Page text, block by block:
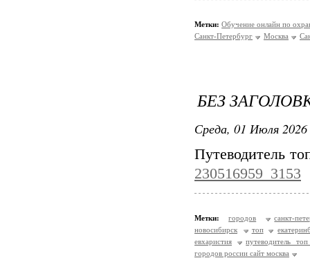
Метки: Обучение онлайн по
Санкт-Петербург
Москва
БЕЗ
Среда, 01 Июля
Путеводитель
230516959_3153
Метки: городов
санкт-
новосибирск
топ
евхаристия
путеводитель
городов россии сайт москва